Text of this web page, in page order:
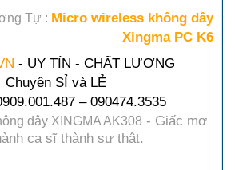
Tự : Micro wireless không dây
Xingma PC K6
- UY TÍN - CHẤT LƯỢNG
Chuyên SỈ và LẺ
– 090474.3535
dây XINGMA AK308 - Giấc mơ
ca sĩ thành sự thật.